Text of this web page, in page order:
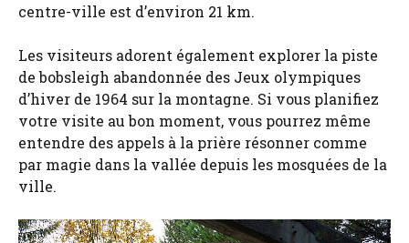
centre-ville est d’environ 21 km.
Les visiteurs adorent également explorer la piste
de bobsleigh abandonnée des Jeux olympiques
d’hiver de 1964 sur la montagne. Si vous planifiez
votre visite au bon moment, vous pourrez même
entendre des appels à la prière résonner comme
par magie dans la vallée depuis les mosquées de la
ville.